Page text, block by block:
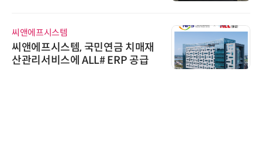
씨앤에프시스템
씨앤에프시스템, 국민연금 치매재
산관리서비스에 ALL# ERP 공급